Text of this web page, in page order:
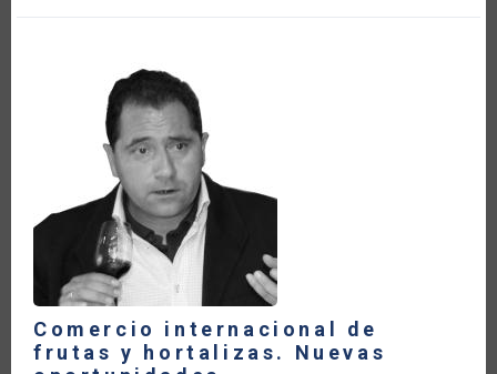
SUPPLY
IS
ENGAGED
ON
THE
DISCUSSIONS
REGARDING
THE
FOOD
SYSTEMS
SUMMIT
Comercio internacional de
frutas y hortalizas. Nuevas